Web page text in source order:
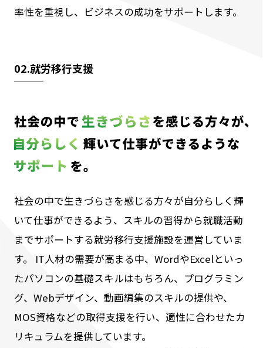
率性を重視し、ビジネスの成功をサポートします。
02.就労移行支援
社会の中で生きづらさを感じる方々が自分らしく輝
いて仕事ができるよう、スキルの習得から就職活動
までサポートする就労移行支援施設を運営していま
す。
IT人材の需要が高まる中、WordやExcelといっ
たパソコンの基礎スキルはもちろん、プログラミン
グ、Webデザイン、動画編集のスキルの提供や、
MOS資格などの取得支援を行い、適性に合わせたカ
リキュラムを提供しています。